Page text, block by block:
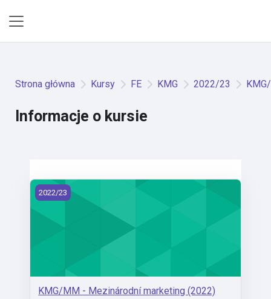
Strona główna Kursy FE KMG 2022/23
Informacje o kursie
KMG/MM - Mezinárodní marketing (2022)
2022/23
KMG/MM - Mezinárodní marketing (2022)